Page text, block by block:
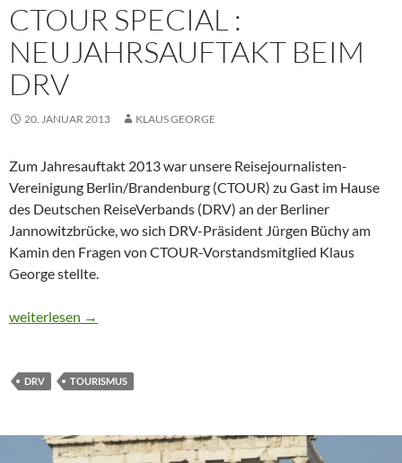
CTOUR SPECIAL :
NEUJAHRSAUFTAKT BEIM
DRV
20. JANUAR 2013 KLAUS GEORGE
Zum Jahresauftakt 2013 war unsere Reisejournalisten-
Vereinigung Berlin/Brandenburg (CTOUR) zu Gast im Hause
des Deutschen ReiseVerbands (DRV) an der Berliner
Jannowitzbrücke, wo sich DRV-Präsident Jürgen Büchy am
Kamin den Fragen von CTOUR-Vorstandsmitglied Klaus
George stellte.
CTOUR special : Neujahrsauftakt beim DRV
weiterlesen →
DRV TOURISMUS